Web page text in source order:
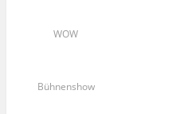
WOW
Bühnenshow